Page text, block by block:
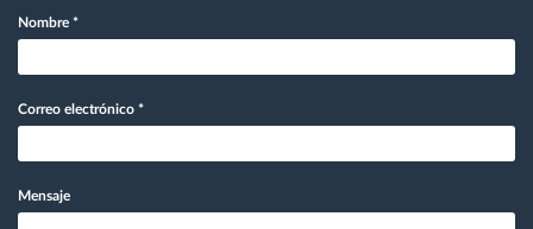
Nombre *
Correo electrónico *
Mensaje